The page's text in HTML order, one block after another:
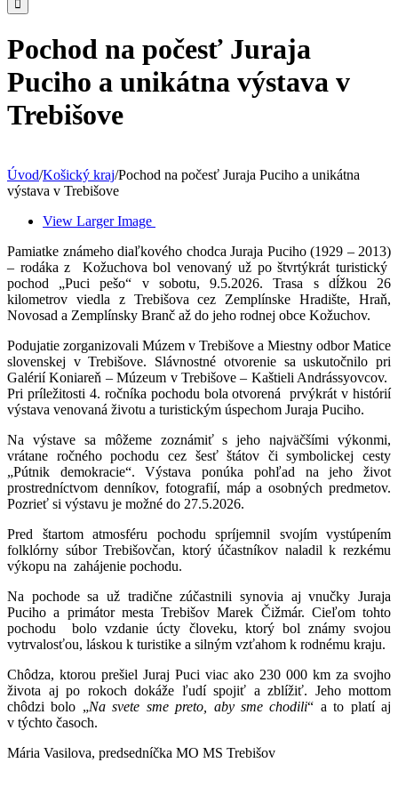
Pochod na počesť Juraja
Puciho a unikátna výstava v
Trebišove
Úvod/Košický kraj/Pochod na počesť Juraja Puciho a unikátna
výstava v Trebišove
View Larger Image
Pamiatke známeho diaľkového chodca Juraja Puciho (1929 – 2013)
– rodáka z Kožuchova bol venovaný už po štvrtýkrát turistický
pochod „Puci pešo“ v sobotu, 9.5.2026. Trasa s dĺžkou 26
kilometrov viedla z Trebišova cez Zemplínske Hradište, Hraň,
Novosad a Zemplínsky Branč až do jeho rodnej obce Kožuchov.
Podujatie zorganizovali Múzem v Trebišove a Miestny odbor Matice
slovenskej v Trebišove. Slávnostné otvorenie sa uskutočnilo pri
Galérií Koniareň – Múzeum v Trebišove – Kaštieli Andrássyovcov.
Pri príležitosti 4. ročníka pochodu bola otvorená prvýkrát v histórií
výstava venovaná životu a turistickým úspechom Juraja Puciho.
Na výstave sa môžeme zoznámiť s jeho najväčšími výkonmi,
vrátane ročného pochodu cez šesť štátov či symbolickej cesty
„Pútnik demokracie“. Výstava ponúka pohľad na jeho život
prostredníctvom denníkov, fotografií, máp a osobných predmetov.
Pozrieť si výstavu je možné do 27.5.2026.
Pred štartom atmosféru pochodu spríjemnil svojím vystúpením
folklórny súbor Trebišovčan, ktorý účastníkov naladil k rezkému
výkopu na zahájenie pochodu.
Na pochode sa už tradične zúčastnili synovia aj vnučky Juraja
Puciho a primátor mesta Trebišov Marek Čižmár. Cieľom tohto
pochodu bolo vzdanie úcty človeku, ktorý bol známy svojou
vytrvalosťou, láskou k turistike a silným vzťahom k rodnému kraju.
Chôdza, ktorou prešiel Juraj Puci viac ako 230 000 km za svojho
života aj po rokoch dokáže ľudí spojiť a zblížiť. Jeho mottom
chôdzi bolo „Na svete sme preto, aby sme chodili“ a to platí aj
v týchto časoch.
Mária Vasilova, predsedníčka MO MS Trebišov